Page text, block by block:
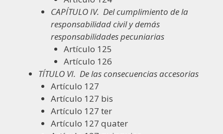
CAPÍTULO IV. Del cumplimiento de la
responsabilidad civil y demás
responsabilidades pecuniarias
Artículo 125
Artículo 126
TÍTULO VI. De las consecuencias accesorias
Artículo 127
Artículo 127 bis
Artículo 127 ter
Artículo 127 quater